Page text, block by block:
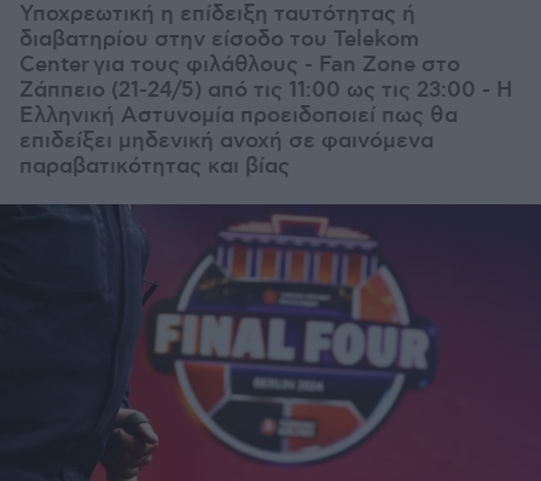
Υποχρεωτική η επίδειξη ταυτότητας ή
διαβατηρίου στην είσοδο του Telekom
Center για τους φιλάθλους - Fan Zone στο
Ζάππειο (21-24/5) από τις 11:00 ως τις 23:00 - Η
Ελληνική Αστυνομία προειδοποιεί πως θα
επιδείξει μηδενική ανοχή σε φαινόμενα
παραβατικότητας και βίας